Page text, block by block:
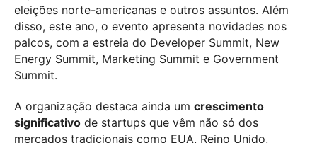
eleições norte-americanas e outros assuntos. Além
disso, este ano, o evento apresenta novidades nos
palcos, com a estreia do Developer Summit, New
Energy Summit, Marketing Summit e Government
Summit.
A organização destaca ainda um crescimento
significativo de startups que vêm não só dos
mercados tradicionais como EUA, Reino Unido,